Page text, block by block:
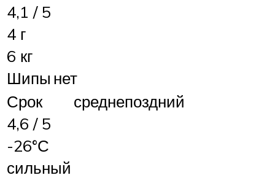
4,1 / 5
4 г
6 кг
Шипы нет
Срок
среднепоздний
4,6 / 5
-26°С
сильный